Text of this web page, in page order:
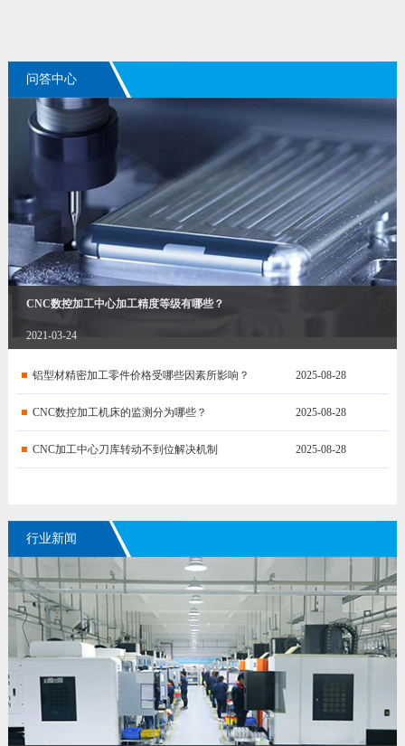
问答中心
CNC数控加工中心加工精度等级有哪些？
2021-03-24
铝型材精密加工零件价格受哪些因素所影响？ 2025-08-28
CNC数控加工机床的监测分为哪些？ 2025-08-28
CNC加工中心刀库转动不到位解决机制 2025-08-28
行业新闻